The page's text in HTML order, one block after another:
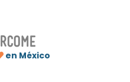
en México